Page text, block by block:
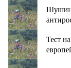
Тест